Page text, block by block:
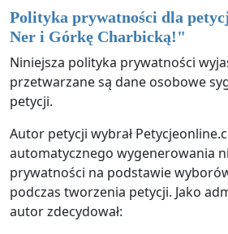
Polityka prywatności dla
Ner i Górkę Charbicką!"
Niniejsza polityka prywatności
przetwarzane są dane osobowe
petycji.
Autor petycji wybrał
automatycznego wygenerowania
prywatności na podstawie
podczas tworzenia petycji. Jako
autor zdecydował: